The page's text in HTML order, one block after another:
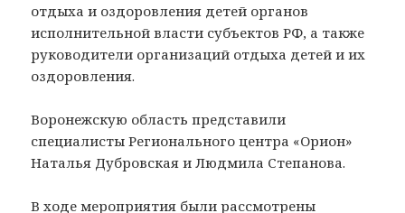
отдыха и оздоровления детей органов
исполнительной власти субъектов РФ, а также
руководители организаций отдыха детей и их
оздоровления.
Воронежскую область представили
специалисты Регионального центра «Орион»
Наталья Дубровская и Людмила Степанова.
В ходе мероприятия были рассмотрены